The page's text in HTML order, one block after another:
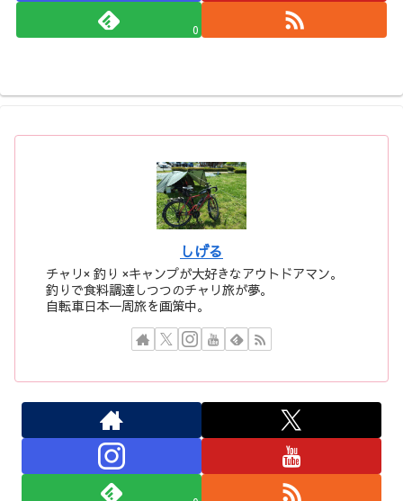
0
しげる
チャリ× 釣り ×キャンプが大好きなアウトドアマン。
釣りで食料調達しつつのチャリ旅が夢。
自転車日本一周旅を画策中。